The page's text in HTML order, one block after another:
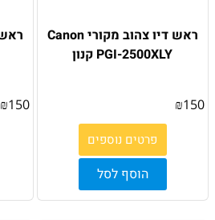
ראש דיו צהוב מקורי Canon
PGI-2500XLY קנון
₪150
פרטים נוספים
הוסף לסל
₪150